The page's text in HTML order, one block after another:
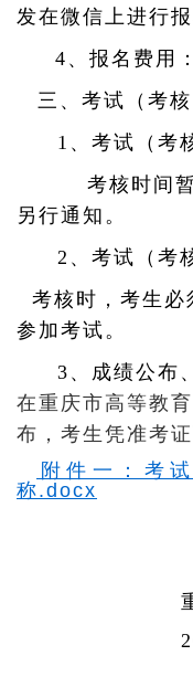
发在微信上进行报
4、报名费用：
三、考试（考
1、考试（考
考核时间
另行通知。
2、考试（考
考核时，考生必
参加考试。
3、成绩公布
在重庆市高等教
布，考生凭准考
附件一：考
称.docx